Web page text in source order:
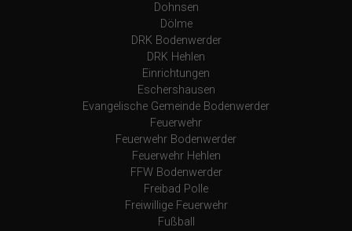
Dohnsen
Dölme
DRK Bodenwerder
DRK Hehlen
Einrichtungen
Eschershausen
Evangelische Gemeinde Bodenwerder
Feuerwehr
Feuerwehr Bodenwerder
Feuerwehr Hehlen
FFW Bodenwerder
Freibad Polle
Freiwillige Feuerwehr
Fußball